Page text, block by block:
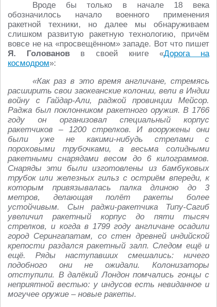
Вроде бы только в начале 18 века
обозначилось начало военного применения
ракетной техники, но далее мы обнаруживаем
слишком развитую ракетную технологию, причём
вовсе не на «просвещённом» западе. Вот что пишет
Я. Голованов в своей книге «Дорога на
космодром»:
«Как раз в это время англичане, стремясь
расширить свои заокеанские колонии, вели в Индии
войну с Гайдар-Али, раджой провинции Мейсор.
Раджа был поклонником ракетного оружия. В 1766
году он организовал специальный корпус
ракетчиков – 1200 стрелков. И вооружены они
были уже не какими-нибудь стрелами с
пороховыми трубочками, а весьма солидными
ракетными снарядами весом до 6 килограммов.
Снаряды эти были изготовлены из бамбуковых
трубок или железных гильз с остриём впереди, к
которым привязывалась палка длиною до 3
метров, делающая полёт ракеты более
устойчивым. Сын раджи-ракетчика Типу-Сагиб
увеличил ракетный корпус до пяти тысяч
стрелков, и когда в 1799 году англичане осадили
город Серингапатам, со стен древней индийской
крепости раздался ракетный залп. Следом ещё и
ещё. Ряды наступавших смешались: ничего
подобного они не ожидали. Колонизаторы
отступили. В далёкий Лондон помчались гонцы с
неприятной вестью: у индусов есть невиданное и
могучее оружие – новые ракеты.